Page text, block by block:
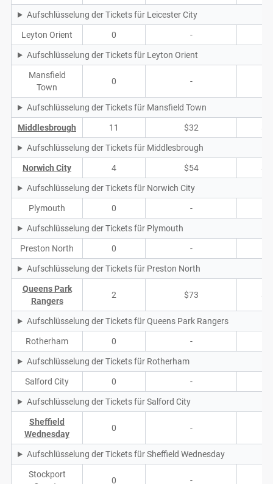
Aufschlüsselung der Tickets für Leicester City
Leyton Orient 0 -
Aufschlüsselung der Tickets für Leyton Orient
Mansfield
Town
0 -
Aufschlüsselung der Tickets für Mansfield Town
Middlesbrough 11 $32
Aufschlüsselung der Tickets für Middlesbrough
Norwich City 4 $54
Aufschlüsselung der Tickets für Norwich City
Plymouth 0 -
Aufschlüsselung der Tickets für Plymouth
Preston North 0 -
Aufschlüsselung der Tickets für Preston North
Queens Park
Rangers
2 $73
Aufschlüsselung der Tickets für Queens Park Rangers
Rotherham 0 -
Aufschlüsselung der Tickets für Rotherham
Salford City 0 -
Aufschlüsselung der Tickets für Salford City
Sheffield
Wednesday
0 -
Aufschlüsselung der Tickets für Sheffield Wednesday
Stockport
0 -